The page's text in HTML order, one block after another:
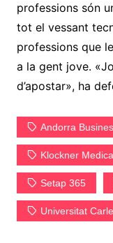
professions són
tot el vessant
professions que
a la gent jove.
d’apostar», ha
Andorra
Klockner
Setap 365
Universitat